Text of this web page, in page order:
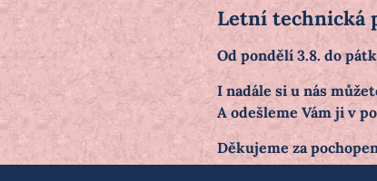
Letní technická
Od pondělí 3.8. do
I nadále si u nás
A odešleme Vám ji v
Děkujeme za